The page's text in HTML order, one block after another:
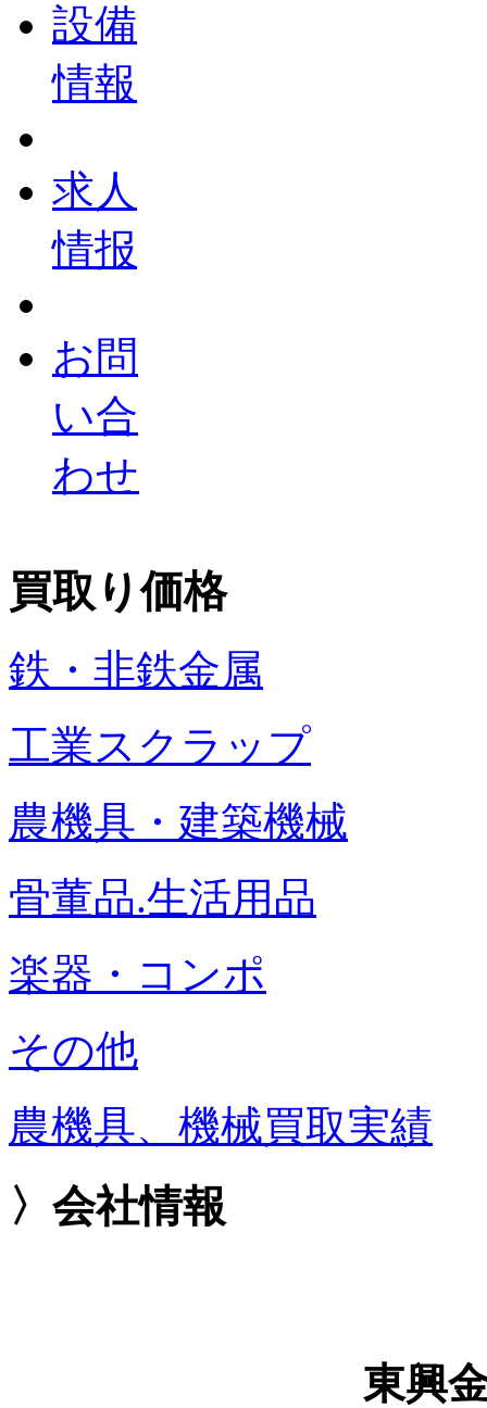
設備
情報
求人
情报
お問
い合
わせ
買取り価格
鉄・非鉄金属
工業スクラップ
農機具・建築機械
骨董品.生活用品
楽器・コンポ
その他
農機具、機械買取実績
〉会社情報
東興